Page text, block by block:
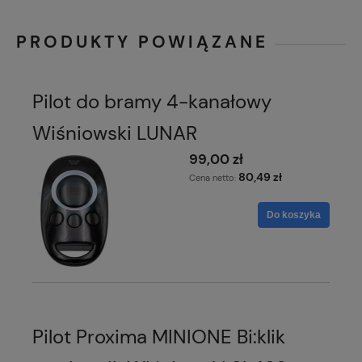
PRODUKTY POWIĄZANE
Pilot do bramy 4-kanałowy
Wiśniowski LUNAR
99,00 zł
Cena netto: 80,49 zł
Do koszyka
Pilot Proxima MINIONE Bi:klik